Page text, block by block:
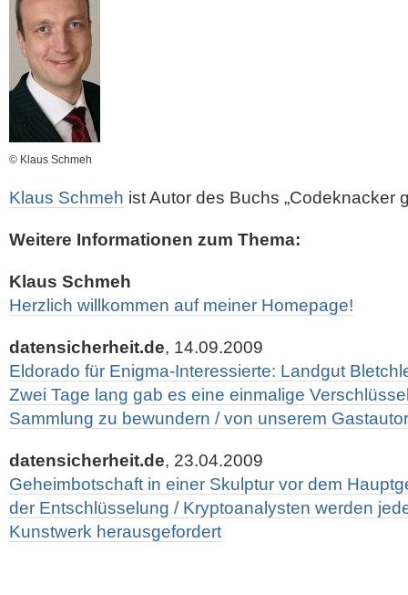
© Klaus Schmeh
Klaus Schmeh ist Autor des Buchs „Codeknacker
Weitere Informationen zum Thema:
Klaus Schmeh
Herzlich willkommen auf meiner Homepage!
datensicherheit.de, 14.09.2009
Eldorado für Enigma-Interessierte: Landgut
Zwei Tage lang gab es eine einmalige
Sammlung zu bewundern / von unserem
datensicherheit.de, 23.04.2009
Geheimbotschaft in einer Skulptur vor dem
der Entschlüsselung / Kryptoanalysten werden
Kunstwerk herausgefordert